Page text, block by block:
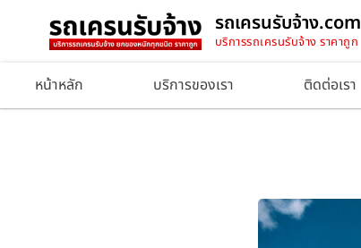
รถเครนรับจ้าง.com
บริการรถเครนรับจ้าง ราคาถูก
หน้าหลัก บริการของเรา ติดต่อเรา